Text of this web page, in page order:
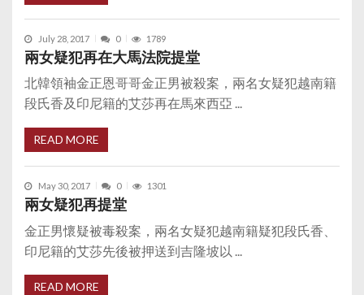
July 28, 2017 0 1789
兩女疑犯再在大馬法院提堂
北韓領袖金正恩哥哥金正男被殺案，兩名女疑犯越南籍
段氏香及印尼籍的艾莎再在馬來西亞 ...
READ MORE
May 30, 2017 0 1301
兩女疑犯再提堂
金正男懷疑被毒殺案，兩名女疑犯越南籍疑犯段氏香、
印尼籍的艾莎先後被押送到吉隆坡以 ...
READ MORE